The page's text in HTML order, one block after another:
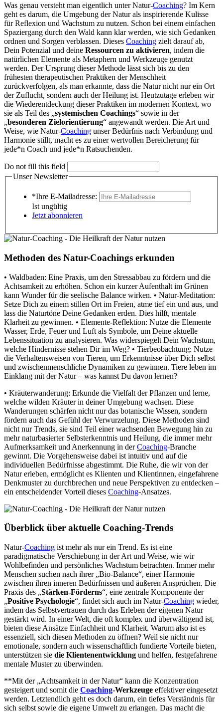
Was genau versteht man eigentlich unter Natur-Coaching? Im Kern
geht es darum, die Umgebung der Natur als inspirierende Kulisse
für Reflexion und Wachstum zu nutzen. Schon bei einem einfachen
Spaziergang durch den Wald kann klar werden, wie sich Gedanken
ordnen und Sorgen verblassen. Dieses Coaching zielt darauf ab,
Dein Potenzial und deine Ressourcen zu aktivieren, indem die
natürlichen Elemente als Metaphern und Werkzeuge genutzt
werden. Der Ursprung dieser Methode lässt sich bis zu den
frühesten therapeutischen Praktiken der Menschheit
zurückverfolgen, als man erkannte, dass die Natur nicht nur ein Ort
der Zuflucht, sondern auch der Heilung ist. Heutzutage erleben wir
die Wiederentdeckung dieser Praktiken im modernen Kontext, wo
sie als Teil des „systemischen Coachings“ sowie in der
„besonderen Zielorientierung“ angewandt werden. Die Art und
Weise, wie Natur-Coaching unser Bedürfnis nach Verbindung und
Harmonie stillt, macht es zu einer wertvollen Bereicherung für
jede*n Coach und jede*n Ratsuchenden.
Do not fill this field
Unser Newsletter
*Ihre E-Mailadresse:
Ist ungültig
Jetzt abonnieren
Methoden des Natur-Coachings erkunden
• Waldbaden: Eine Praxis, um den Stressabbau zu fördern und die
Achtsamkeit zu erhöhen. Schon ein kurzer Aufenthalt im Grünen
kann Wunder für die seelische Balance wirken. • Natur-Meditation:
Setze Dich zu einem stillen Ort im Freien, atme tief ein und aus, und
lass die Naturtöne Deine Gedanken erden. Dies hilft, mentale
Klarheit zu gewinnen. • Elemente-Reflektion: Nutze die Elemente
Wasser, Erde, Feuer und Luft als Symbole, um Deine aktuelle
Lebenssituation zu analysieren. Was widerspiegelt Dein Wachstum,
welche Hindernisse stehen Dir im Weg? • Tierbeobachtung: Nutze
die Verhaltensweisen von Tieren, um Erkenntnisse über Dich selbst
und zwischenmenschliche Dynamiken zu gewinnen. Tiere leben im
Einklang mit der Natur – was kannst Du davon lernen?
• Kräuterwanderung: Erkunde die Vielfalt der Pflanzen und lerne,
welche wilden Kräuter in deiner Umgebung wachsen. Diese
Wanderungen schärfen nicht nur das botanische Wissen, sondern
fördern auch das Gefühl der Verwurzelung. Diese Methoden sind
nicht nur Trends, sie sind Teil einer wachsenden Bewegung hin zu
mehr naturbasierter Selbsterkenntnis und Heilung, die immer mehr
Aufmerksamkeit und Anerkennung in derCoaching-Branche
gewinnt. Die Vorgehensweise dabei ist intuitiv und auf die
individuellen Bedürfnisse abgestimmt. Die Ruhe, die wir von der
Natur erleben, ermöglicht es Klienten und Klientinnen, eingefahrene
Denkmuster zu durchbrechen und neue Perspektiven zu entdecken –
ein entscheidender Vorteil dieses Coaching-Ansatzes.
Überblick über aktuelle Coaching-Trends
Natur-Coaching ist mehr als nur ein Trend. Es ist eine
paradigmatische Verschiebung in der Art und Weise, wie wir
Wohlbefinden und persönliches Wachstum betrachten. Immer mehr
Menschen suchen nach ihrer „Bio-Balance“, einer Harmonie
zwischen ihren inneren Bedürfnissen und äußeren Ansprüchen. Die
Praxis des „Stärken-Förderns“, eine zentrale Komponente der
„Positive Psychologie“, findet sich auch im Natur-Coaching wieder,
indem das Selbstvertrauen durch das Erleben der eigenen Natur
gestärkt wird. In einer Welt, die oft komplex und überwältigend ist,
bieten diese Ansätze Einfachheit und Klarheit. Warum also ist es
essenziell, sich diesen Methoden zu öffnen? Weil sie nicht nur
emotionale, sondern auch wissenschaftlich fundierte Vorteile bieten,
unterstützen sie die Klientenentwicklung und helfen, festgefahrene
mentale Muster zu überwinden.
**Mit der „Achtsamkeit in der Natur“ kann die Konzentration
gesteigert und somit die Coaching-Werkzeuge effektiver eingesetzt
werden. Letztendlich geht es doch darum, ein tiefes Verständnis für
sich selbst sowie die eigene Umwelt zu erlangen. Das macht die